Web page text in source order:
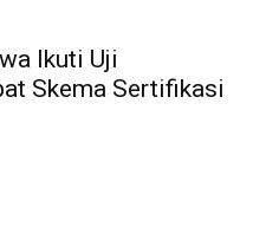
Ikuti Uji
Skema Sertifikasi